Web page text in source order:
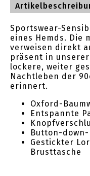
Sportswear-
eines Hemds. Die
verweisen direkt
präsent in
lockere, weiter
Nachtleben der
erinnert.
Oxford-
Entspannte
Button-down-
Gestickter
Brusttasche